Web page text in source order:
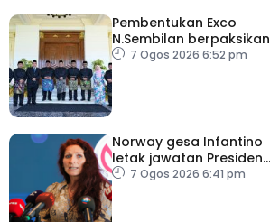
Pembentukan Exco
N.Sembilan berpaksikan
cekap, integriti dan kerja
7 Ogos 2026 6:52 pm
Norway gesa Infantino
letak jawatan Presiden
FIFA7 Ogos 2026 6:41 pm